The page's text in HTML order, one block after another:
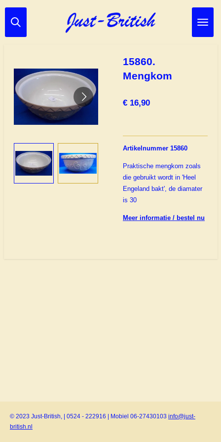
Ga
direct
15860.
Mengkom
€ 16,90
Artikelnummer 15860
Praktische mengkom zoals
die gebruikt wordt in 'Heel
Engeland bakt', de diamater
is 30
Meer informatie / bestel nu
© 2023 Just-British, | 0524 - 222916 | Mobiel 06-27430103 info@just-
british.nl